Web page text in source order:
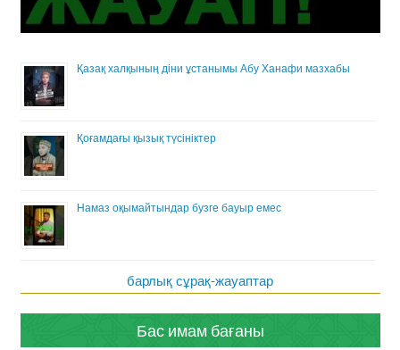
Қазақ халқының діни ұстанымы Абу Ханафи мазхабы
Қоғамдағы қызық түсініктер
Намаз оқымайтындар бузге бауыр емес
барлық сұрақ-жауаптар
Бас имам бағаны